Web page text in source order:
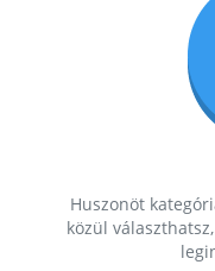
Huszonöt
közül